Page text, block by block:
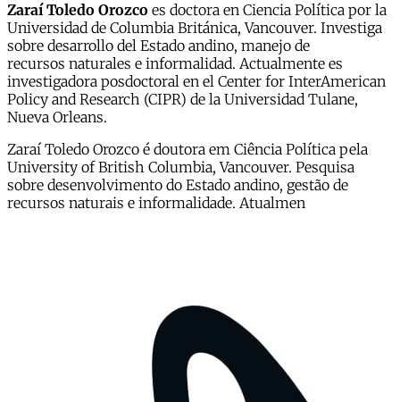
Zaraí Toledo Orozco es doctora en Ciencia Política por la
Universidad de Columbia Británica, Vancouver. Investiga
sobre desarrollo del Estado andino, manejo de
recursos naturales e informalidad. Actualmente es
investigadora posdoctoral en el Center for InterAmerican
Policy and Research (CIPR) de la Universidad Tulane,
Nueva Orleans.
Zaraí Toledo Orozco é doutora em Ciência Política pela
University of British Columbia, Vancouver. Pesquisa
sobre desenvolvimento do Estado andino, gestão de
recursos naturais e informalidade. Atualmen